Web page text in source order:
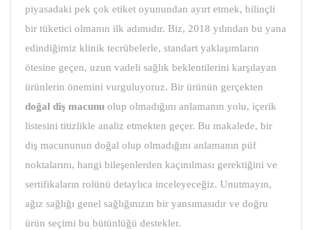
piyasadaki pek çok etiket oyunundan ayırt etmek, bilinçli
bir tüketici olmanın ilk adımıdır. Biz, 2018 yılından bu yana
edindiğimiz klinik tecrübelerle, standart yaklaşımların
ötesine geçen, uzun vadeli sağlık beklentilerini karşılayan
ürünlerin önemini vurguluyoruz. Bir ürünün gerçekten
doğal diş macunu olup olmadığını anlamanın yolu, içerik
listesini titizlikle analiz etmekten geçer. Bu makalede, bir
diş macununun doğal olup olmadığını anlamanın püf
noktalarını, hangi bileşenlerden kaçınılması gerektiğini ve
sertifikaların rolünü detaylıca inceleyeceğiz. Unutmayın,
ağız sağlığı genel sağlığınızın bir yansımasıdır ve doğru
ürün seçimi bu bütünlüğü destekler.